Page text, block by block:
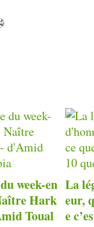
week-en
Hark
Toual
La
eur,
e